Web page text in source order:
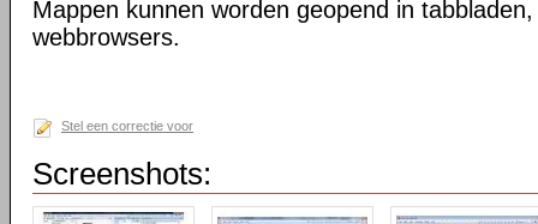
Mappen kunnen worden geopend in
webbrowsers.
Stel een correctie voor
Screenshots: